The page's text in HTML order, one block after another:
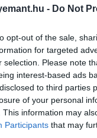
- Do Not
opt-out of the sale,
for targeted
selection. Please note
interest-based ads
to third parties
of your personal
This information may
Participants that may
Egy
amelynek
divatipar,
iránti örök
A készítők
Több
HAMU ÉS